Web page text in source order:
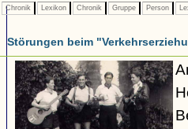
Chronik Lexikon Chronik Gruppe Person
Störungen beim